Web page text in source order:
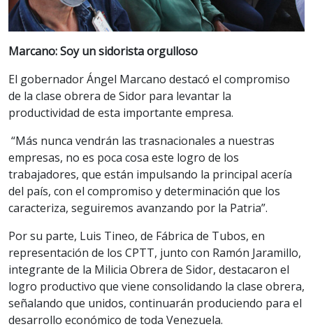
Marcano: Soy un sidorista orgulloso
El gobernador Ángel Marcano destacó el compromiso
de la clase obrera de Sidor para levantar la
productividad de esta importante empresa.
“Más nunca vendrán las trasnacionales a nuestras
empresas, no es poca cosa este logro de los
trabajadores, que están impulsando la principal acería
del país, con el compromiso y determinación que los
caracteriza, seguiremos avanzando por la Patria”.
Por su parte, Luis Tineo, de Fábrica de Tubos, en
representación de los CPTT, junto con Ramón Jaramillo,
integrante de la Milicia Obrera de Sidor, destacaron el
logro productivo que viene consolidando la clase obrera,
señalando que unidos, continuarán produciendo para el
desarrollo económico de toda Venezuela.